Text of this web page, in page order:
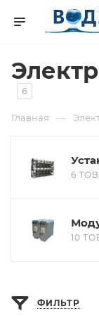
6
Главная —
6
10
ФИЛЬТР